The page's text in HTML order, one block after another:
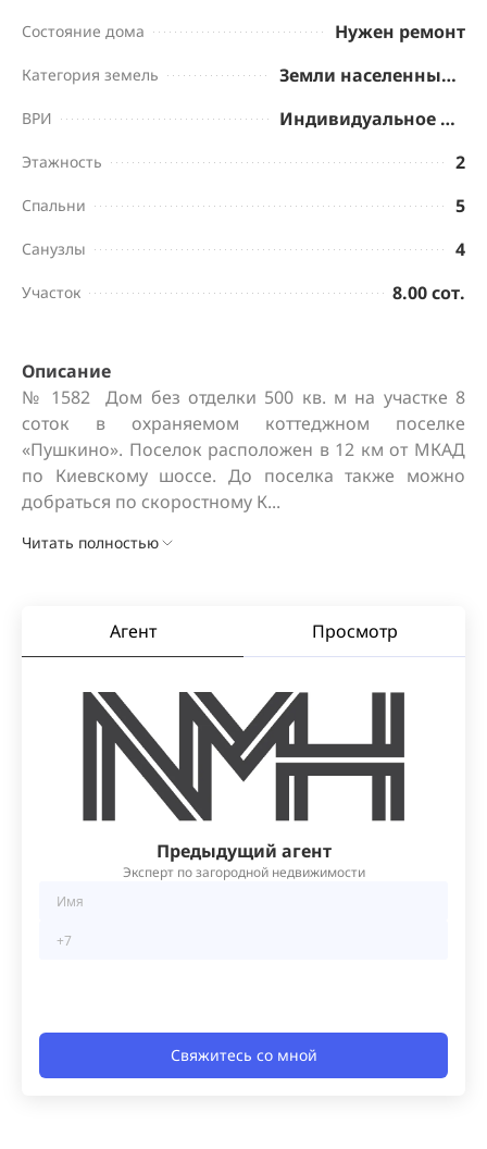
Состояние дома Нужен ремонт
Категория земель Земли населенных пунктов
ВРИ Индивидуальное жилищное строительство
Этажность 2
Спальни 5
Санузлы 4
Участок 8.00 сот.
Описание
№ 1582  Дом без отделки 500 кв. м на участке 8
соток в охраняемом коттеджном поселке
«Пушкино». Поселок расположен в 12 км от МКАД
по Киевскому шоссе. До поселка также можно
добраться по скоростному К...
Читать полностью
Агент Просмотр
Предыдущий агент
Эксперт по загородной недвижимости
Свяжитесь со мной